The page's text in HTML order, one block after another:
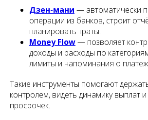
Дзен-мани — автоматически
операции из банков, строит
планировать траты.
Money Flow— позволяет
доходы и расходы по
лимиты и напоминания о
Такие инструменты помогают
контролем, видеть динамику выплат и
просрочек.